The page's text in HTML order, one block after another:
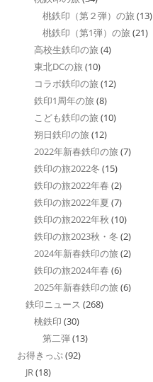
桃鉄印（第２弾）の旅 (13)
桃鉄印（第1弾）の旅 (21)
高校生鉄印の旅 (4)
東北DCの旅 (10)
コラボ鉄印の旅 (12)
鉄印1周年の旅 (8)
こども鉄印の旅 (10)
朔日鉄印の旅 (12)
2022年新春鉄印の旅 (7)
鉄印の旅2022冬 (15)
鉄印の旅2022年春 (2)
鉄印の旅2022年夏 (7)
鉄印の旅2022年秋 (10)
鉄印の旅2023秋・冬 (2)
2024年新春鉄印の旅 (2)
鉄印の旅2024年春 (6)
2025年新春鉄印の旅 (6)
鉄印ニュース (268)
桃鉄印 (30)
第二弾(13)
お得きっぷ(92)
JR(18)